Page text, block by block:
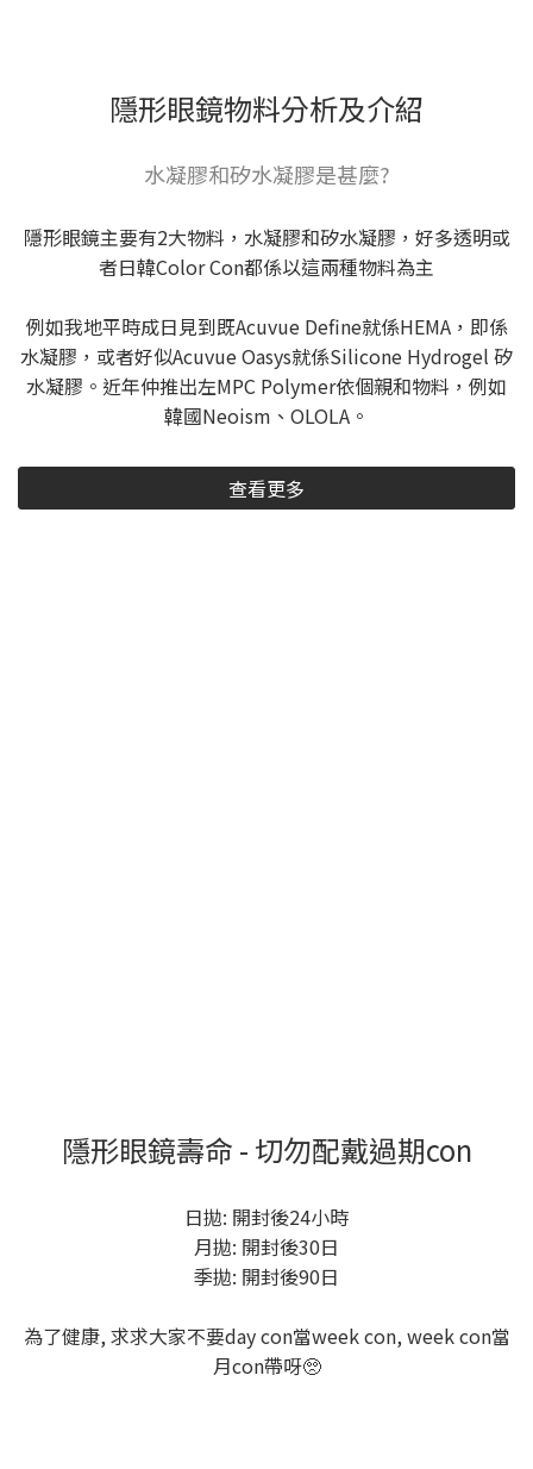
隱形眼鏡物料分析及介紹
水凝膠和矽水凝膠是甚麼?
隱形眼鏡主要有2大物料，水凝膠和矽水凝膠，好多透明或
者日韓Color Con都係以這兩種物料為主
例如我地平時成日見到既Acuvue Define就係HEMA，即係
水凝膠，或者好似Acuvue Oasys就係Silicone Hydrogel 矽
水凝膠。近年仲推出左MPC Polymer依個親和物料，例如
韓國Neoism、OLOLA。
查看更多
隱形眼鏡壽命 - 切勿配戴過期con
日拋: 開封後24小時
月拋: 開封後30日
季拋: 開封後90日
為了健康, 求求大家不要day con當week con, week con當
月con帶呀🥺